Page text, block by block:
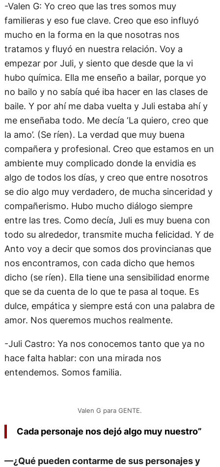
-Valen G: Yo creo que las tres somos muy
familieras y eso fue clave. Creo que eso influyó
mucho en la forma en la que nosotras nos
tratamos y fluyó en nuestra relación. Voy a
empezar por Juli, y siento que desde que la vi
hubo química. Ella me enseño a bailar, porque yo
no bailo y no sabía qué iba hacer en las clases de
baile. Y por ahí me daba vuelta y Juli estaba ahí y
me enseñaba todo. Me decía ‘La quiero, creo que
la amo’. (Se ríen). La verdad que muy buena
compañera y profesional. Creo que estamos en un
ambiente muy complicado donde la envidia es
algo de todos los días, y creo que entre nosotros
se dio algo muy verdadero, de mucha sinceridad y
compañerismo. Hubo mucho diálogo siempre
entre las tres. Como decía, Juli es muy buena con
todo su alrededor, transmite mucha felicidad. Y de
Anto voy a decir que somos dos provincianas que
nos encontramos, con cada dicho que hemos
dicho (se ríen). Ella tiene una sensibilidad enorme
que se da cuenta de lo que te pasa al toque. Es
dulce, empática y siempre está con una palabra de
amor. Nos queremos muchos realmente.
-Juli Castro: Ya nos conocemos tanto que ya no
hace falta hablar: con una mirada nos
entendemos. Somos familia.
Valen G para GENTE.
Cada personaje nos dejó algo muy nuestro”
—¿Qué pueden contarme de sus personajes y